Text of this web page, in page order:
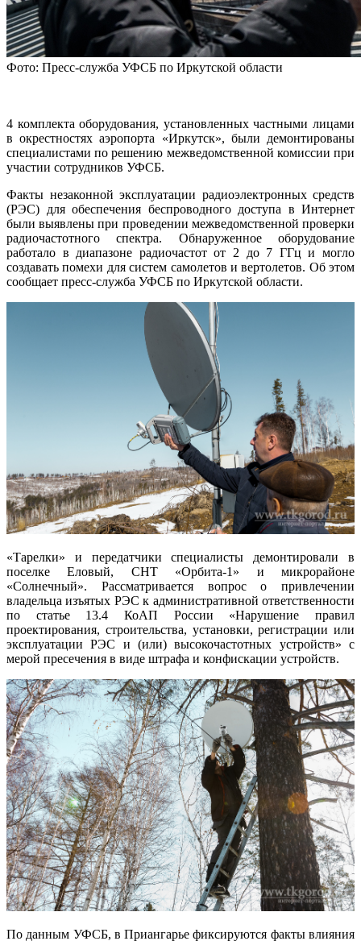
Фото: Пресс-служба УФСБ по Иркутской области
4 комплекта оборудования, установленных частными лицами
в окрестностях аэропорта «Иркутск», были демонтированы
специалистами по решению межведомственной комиссии при
участии сотрудников УФСБ.
Факты незаконной эксплуатации радиоэлектронных средств
(РЭС) для обеспечения беспроводного доступа в Интернет
были выявлены при проведении межведомственной проверки
радиочастотного спектра. Обнаруженное оборудование
работало в диапазоне радиочастот от 2 до 7 ГГц и могло
создавать помехи для систем самолетов и вертолетов. Об этом
сообщает пресс-служба УФСБ по Иркутской области.
«Тарелки» и передатчики специалисты демонтировали в
поселке Еловый, СНТ «Орбита-1» и микрорайоне
«Солнечный». Рассматривается вопрос о привлечении
владельца изъятых РЭС к административной ответственности
по статье 13.4 КоАП России «Нарушение правил
проектирования, строительства, установки, регистрации или
эксплуатации РЭС и (или) высокочастотных устройств» с
мерой пресечения в виде штрафа и конфискации устройств.
По данным УФСБ, в Приангарье фиксируются факты влияния